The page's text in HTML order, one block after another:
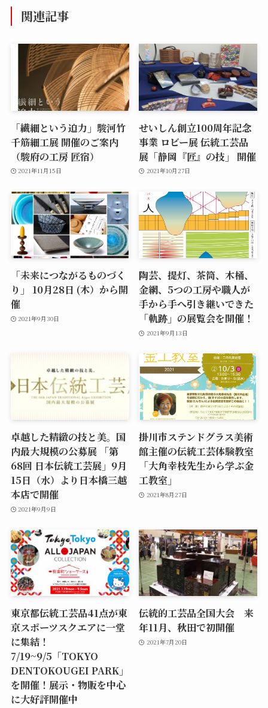
関連記事
「繊細という迫力」駿河竹
千筋細工展 開催のご案内
（駿府の工房 匠宿）
2021年11月15日
せいしん創立100周年記念
事業 ロビー展 伝統工芸品
展「静岡『匠』の技」 開催
2021年10月27日
「未来につながるものづく
り」 10月28日 (木）から開
催
2021年9月30日
陶芸、提灯、茶筒、木桶、
金網、5つの工房や職人が
手から手へ引き継いできた
「軌跡」の展覧会を開催！
2021年9月13日
卓越した精緻の技と美。国
内最大規模の公募展 「第
68回 日本伝統工芸展」9月
15日（水）より日本橋三越
本店で開催
2021年9月9日
掛川市ステンドグラス美術
館主催の伝統工芸体験教室
「大角幸枝先生から学ぶ金
工教室」
2021年8月27日
東京都伝統工芸品41点が東
京スポーツスクエアに一堂
に集結！
7/19~9/5「TOKYO
DENTOKOUGEI PARK」
を開催！展示・物販を中心
に大好評開催中
伝統的工芸品全国大会 来
年11月、秋田で初開催
2021年7月20日